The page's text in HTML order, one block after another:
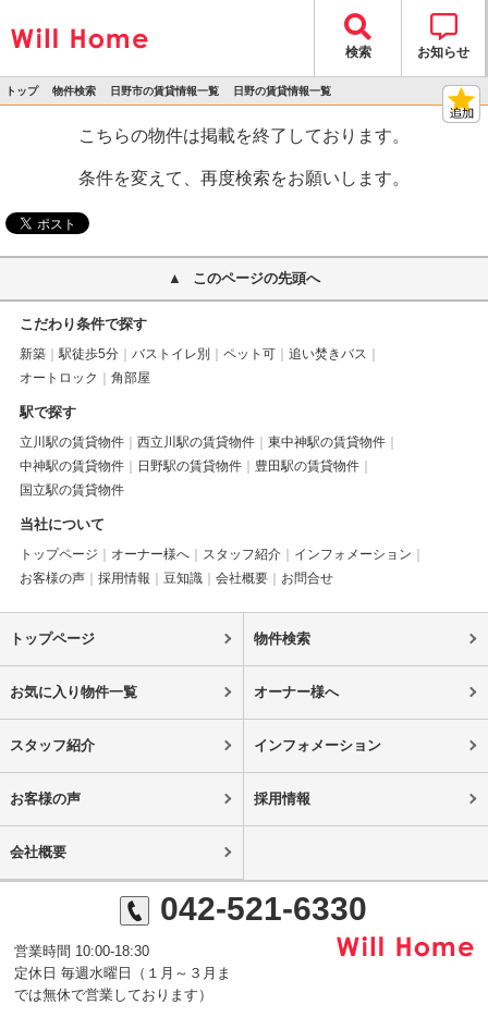
検索 お知らせ
トップ 物件検索 日野市の賃貸情報一覧 日野の賃貸情報一覧
こちらの物件は掲載を終了しております。
条件を変えて、再度検索をお願いします。
このページの先頭へ
こだわり条件で探す
新築 駅徒歩5分 バストイレ別 ペット可
追い焚きバス
オートロック
角部屋
駅で探す
立川駅の賃貸物件 西立川駅の賃貸物件
東中神駅の賃貸物件
中神駅の賃貸物件
日野駅の賃貸物件
豊田駅の賃貸物件
国立駅の賃貸物件
当社について
トップページ オーナー様へ スタッフ紹介
インフォメーション
お客様の声
採用情報 豆知識 会社概要 お問合せ
トップページ 物件検索
お気に入り物件一覧 オーナー様へ
スタッフ紹介 インフォメーション
お客様の声 採用情報
会社概要
042-521-6330
営業時間 10:00-18:30
定休日 毎週水曜日（１月～３月ま
では無休で営業しております）